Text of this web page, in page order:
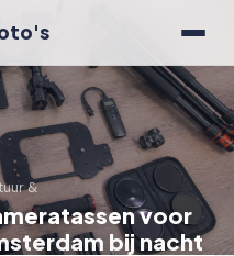
&
voor
bij nacht